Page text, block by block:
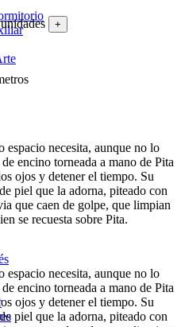
unidades +
espacio necesita, aunque no lo
encino torneada a mano de Pita
ojos y detener el tiempo. Su
piel que la adorna, piteado con
que caen de golpe, que limpian
se recuesta sobre Pita.
espacio necesita, aunque no lo
encino torneada a mano de Pita
ojos y detener el tiempo. Su
piel que la adorna, piteado con